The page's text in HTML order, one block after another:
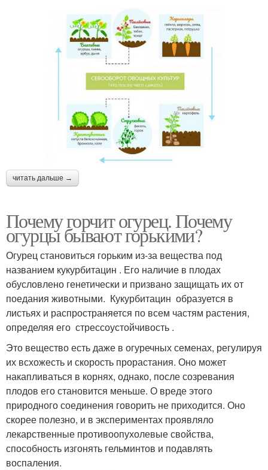
читать дальше →
Почему горчит огурец. Почему
огурцы бывают горькими?
Огурец становиться горьким из-за вещества под
названием кукурбитацин . Его наличие в плодах
обусловлено генетически и призвано защищать их от
поедания животными. Кукурбитацин образуется в
листьях и распространяется по всем частям растения,
определяя его стрессоустойчивость .
Это вещество есть даже в огуречных семенах, регулируя
их всхожесть и скорость прорастания. Оно может
накапливаться в корнях, однако, после созревания
плодов его становится меньше. О вреде этого
природного соединения говорить не приходится. Оно
скорее полезно, и в экспериментах проявляло
лекарственные противоопухолевые свойства,
способность изгонять гельминтов и подавлять
воспаления.